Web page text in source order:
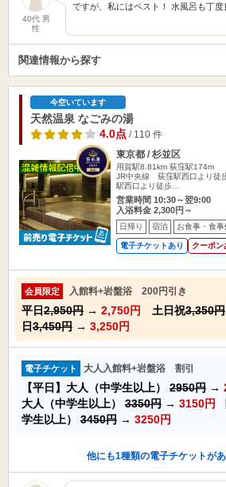
40代 男
性
ですが、私にはベスト！ 水風呂も丁
関連情報から探す
今空いています
天然温泉 なごみの湯
4.0点/ 110 件
東京都 / 杉並区
用賀駅8.81km 荻窪駅174m
JR中央線 荻窪駅西口より徒
駅西口より徒歩…
営業時間 10:30～翌9:00
入浴料金 2,300円～
日帰り 宿泊 お食事・食事
電子チケットあり クーポン
会員限定 入館料+岩盤浴 200円引き
平日2,950円 → 2,750円 土日祝3,350円
日3,450円 → 3,250円
電子チケット 大人入館料+岩盤浴 割引
【平日】大人（中学生以上） 2950円 →
大人（中学生以上） 3350円 → 3150円
学生以上） 3450円 → 3250円
他にも1種類の電子チケットが